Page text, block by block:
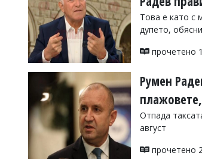
Управители:
Веселин
Василев,
v.vasilev@flagman.bg
Касабова,
k.kassabova@flagman.bg
Това е като с
дупето,
прочетено
Румен
Отпада
август
прочетено